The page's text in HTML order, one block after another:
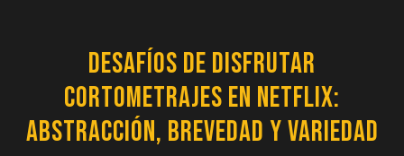
Desafíos de Disfrutar
Cortometrajes en Netflix:
Abstracción, Brevedad y Variedad